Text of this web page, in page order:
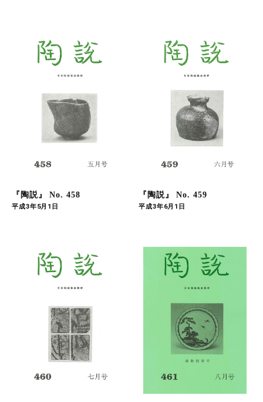
『陶説』 No. 458
平成3年5月1日
『陶説』 No. 459
平成3年6月1日